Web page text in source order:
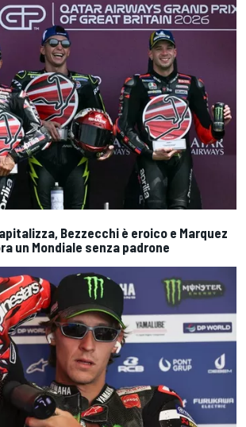
Bezzecchi è eroico e Marquez
un Mondiale senza padrone